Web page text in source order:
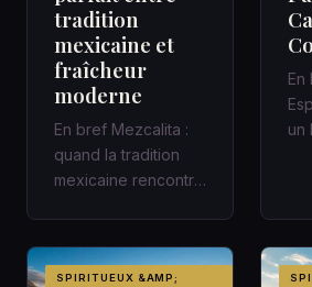
tradition
mexicaine et
fraîcheur
moderne
En bref Mezcalita :
quand la tradition
mexicaine rencontre
d’a…
En
un
SPIRITUEUX &AMP;